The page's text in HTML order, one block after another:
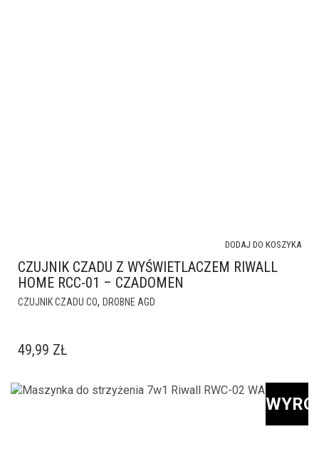
CZUJNIK CZADU Z WYŚWIETLACZEM RIWALL
HOME RCC-01 – CZADOMEN
CZUJNIK CZADU CO, DROBNE AGD
DODAJ DO KOSZYKA
49,99 ZŁ